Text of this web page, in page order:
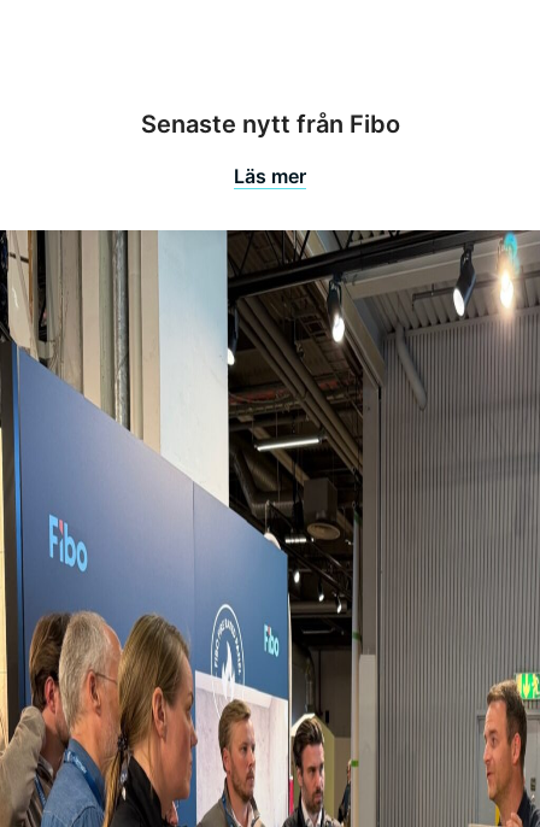
Senaste nytt från Fibo
Läs mer